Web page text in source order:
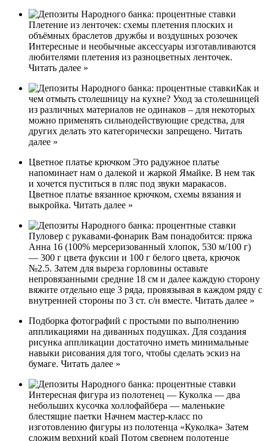
Плетение из ленточек: схемы плетения плоских и
объёмных браслетов дружбы и воздушных розочек
Интересные и необычные аксессуары изготавливаются
любителями плетения из разноцветных ленточек.
Читать далее »
Как и
чем отмыть столешницу на кухне? Уход за столешницей
из различных материалов не одинаков – для некоторых
можно применять сильнодействующие средства, для
других делать это категорически запрещено. Читать
далее »
Цветное платье крючком Это радужное платье
напоминает нам о далекой и жаркой Ямайке. В нем так
и хочется пуститься в пляс под звуки маракасов.
Цветное платье вязанное крючком, схемы вязания и
выкройка. Читать далее »
Пуловер с рукавами-фонарик Вам понадобится: пряжа
Анна 16 (100% мерсеризованный хлопок, 530 м/100 г)
— 300 г цвета фуксии и 100 г белого цвета, крючок
№2.5. Затем для выреза горловины оставьте
непровязанными средние 18 см и далее каждую сторону
вяжите отдельно еще 3 ряда, провязывая в каждом ряду с
внутренней стороны по 3 ст. с/н вместе. Читать далее »
Подборка фотографий с простыми по выполнению
аппликациями на диванных подушках. Для создания
рисунка аппликации достаточно иметь минимальные
навыки рисования для того, чтобы сделать эскиз на
бумаге. Читать далее »
Интересная фигура из полотенец — Куколка — два
небольших кусочка холлофайбера — маленькие
блестящие паетки Начнем мастер-класс по
изготовлению фигуры из полотенца «Куколка» Затем
сложим верхний край Потом свернем полотенце